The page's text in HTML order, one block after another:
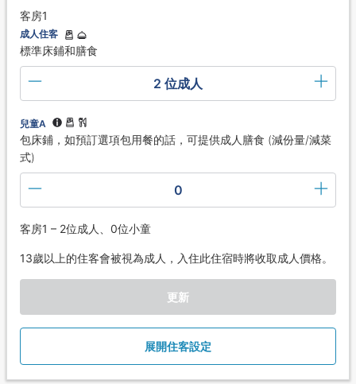
客房1
成人住客
標準床鋪和膳食
2 位成人
兒童A
包床鋪，如預訂選項包用餐的話，可提供成人膳食 (減份量/減菜
式)
0
客房1 – 2位成人、0位小童
13歲以上的住客會被視為成人，入住此住宿時將收取成人價格。
更新
展開住客設定